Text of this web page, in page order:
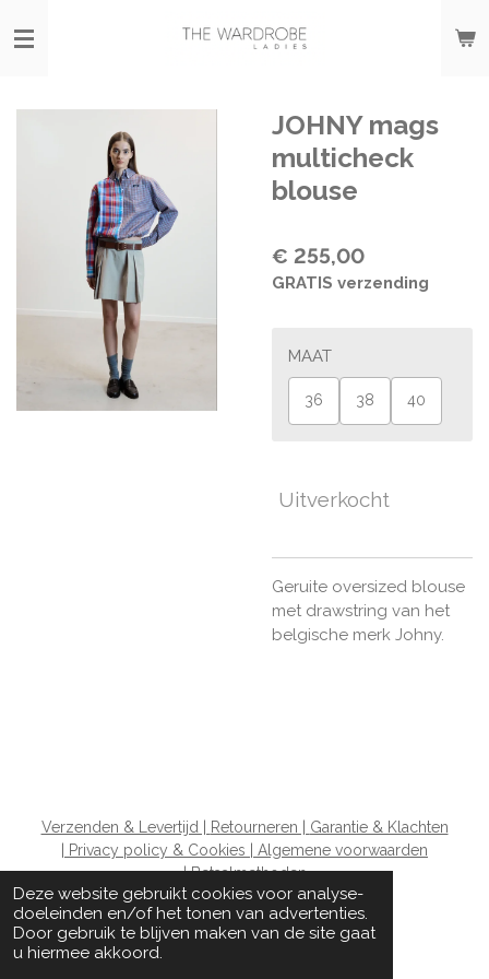
Deze website gebruikt cookies voor analyse-
doeleinden en/of het tonen van advertenties.
Door gebruik te blijven maken van de site gaat
u hiermee akkoord.
direct
JOHNY mags
multicheck
blouse
€ 255,00
GRATIS verzending
MAAT
36 38 40
Uitverkocht
Geruite oversized blouse
met drawstring van het
belgische merk Johny.
Verzenden & Levertijd | Retourneren | Garantie & Klachten
Privacy policy & Cookies | Algemene voorwaarden
|Betaalmethoden
© 2020 - 2026 The Wardrobe ladies